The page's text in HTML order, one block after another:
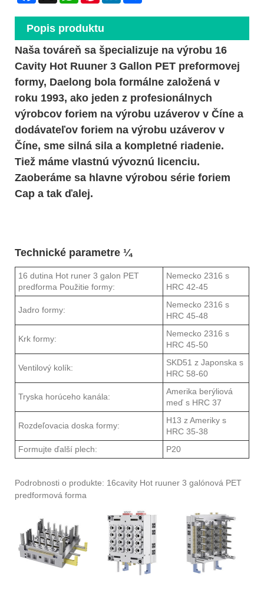
Popis produktu
Naša továreň sa špecializuje na výrobu 16
Cavity Hot Ruuner 3 Gallon PET preformovej
formy, Daelong bola formálne založená v
roku 1993, ako jeden z profesionálnych
výrobcov foriem na výrobu uzáverov v Číne a
dodávateľov foriem na výrobu uzáverov v
Číne, sme silná sila a kompletné riadenie.
Tiež máme vlastnú vývoznú licenciu.
Zaoberáme sa hlavne výrobou série foriem
Cap a tak ďalej.
Technické parametre ¼
16 dutina Hot runer 3 galon PET
predforma Použitie formy:
Nemecko 2316 s
HRC 42-45
Jadro formy:
Nemecko 2316 s
HRC 45-48
Krk formy:
Nemecko 2316 s
HRC 45-50
Ventilový kolík:
SKD51 z Japonska s
HRC 58-60
Tryska horúceho kanála:
Amerika berýliová
meď s HRC 37
Rozdeľovacia doska formy:
H13 z Ameriky s
HRC 35-38
Formujte ďalší plech:
P20
Podrobnosti o produkte: 16cavity Hot ruuner 3 galónová PET
predformová forma